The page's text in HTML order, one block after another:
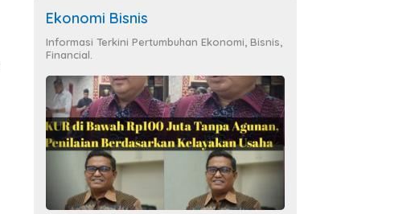
Ekonomi Bisnis
Informasi Terkini Pertumbuhan Ekonomi, Bisnis,
Financial.